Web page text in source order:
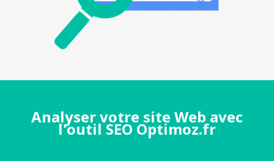
Analyser votre site Web avec
l'outil SEO Optimoz.fr